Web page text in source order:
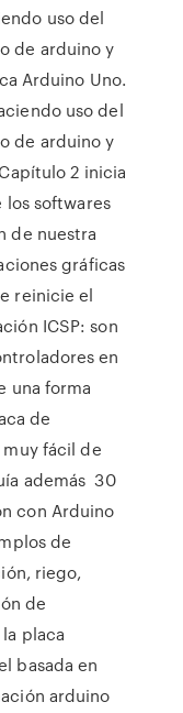
uso del
de arduino y
Arduino Uno.
uso del
de arduino y
2 inicia
los softwares
de nuestra
gráficas
reinicie el
ICSP: son
en
una forma
de
fácil de
además 30
con Arduino
de
riego,
de
placa
basada en
arduino